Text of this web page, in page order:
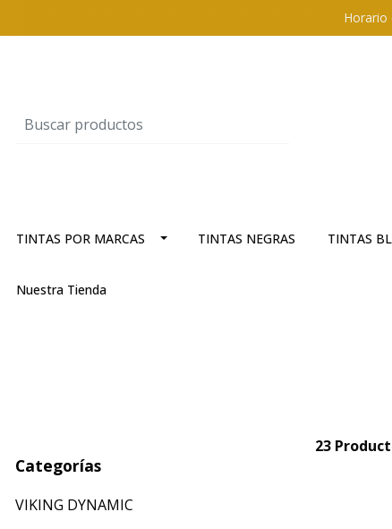
Horario
TINTAS POR MARCAS TINTAS NEGRAS TINTAS
Nuestra Tienda
Categorías
VIKING DYNAMIC
23